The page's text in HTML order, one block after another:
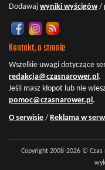
Dodawaj wyniki wyścigów/
Kontakt, o stronie
Wszelkie uwagi dotyczące
redakcja@czasnarower.pl.
Jeśli masz kłopot lub nie
pomoc@czasnarower.pl.
O serwisie / Reklama w
Copyright 2008-2026 ©